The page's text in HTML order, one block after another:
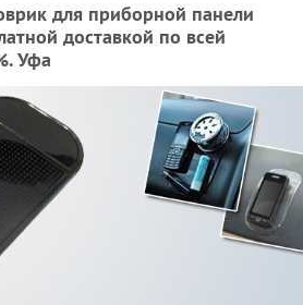
для приборной панели
доставкой по всей
Уфа